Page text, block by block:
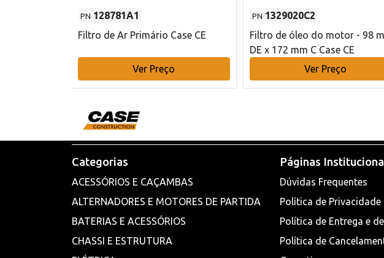
PN 128781A1
Filtro de Ar Primário Case CE
Ver Preço
PN 1329020C2
Filtro de óleo do motor - 98
DE x 172 mm C Case CE
Ver Preço
Categorias
ACESSÓRIOS E CAÇAMBAS
ALTERNADORES E MOTORES DE PARTIDA
BATERIAS E ACESSÓRIOS
CHASSI E ESTRUTURA
Páginas
Dúvidas Frequentes
Política de Privacidade
Política de Entrega e
Política de